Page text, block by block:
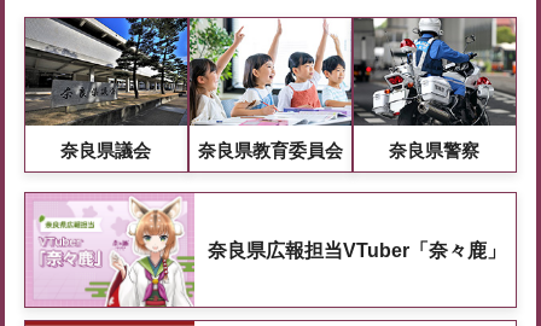
奈良県議会 奈良県教育委員会 奈良県警察
奈良県広報担当VTuber「奈々鹿」